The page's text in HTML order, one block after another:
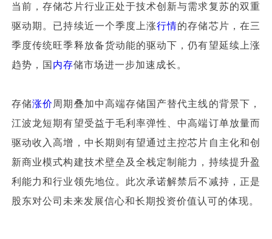
当前，存储芯片行业正处于技术创新与需求复苏的双重
驱动期。已持续近一个季度上涨行情的存储芯片，在三
季度传统旺季释放备货动能的驱动下，仍有望延续上涨
趋势，国 内存储市场进一步加速成长。
存储涨价 周期叠加中高端存储国产替代主线的背景下，
江波龙短期有望受益于毛利率弹性、中高端订单放量而
驱动收入高增，中长期则有望通过主控芯片自主化和创
新商业模式构建技术壁垒及全栈定制能力，持续提升盈
利能力和行业领先地位。此次承诺解禁后不减持，正是
股东对公司未来发展信心和长期投资价值认可的体现。